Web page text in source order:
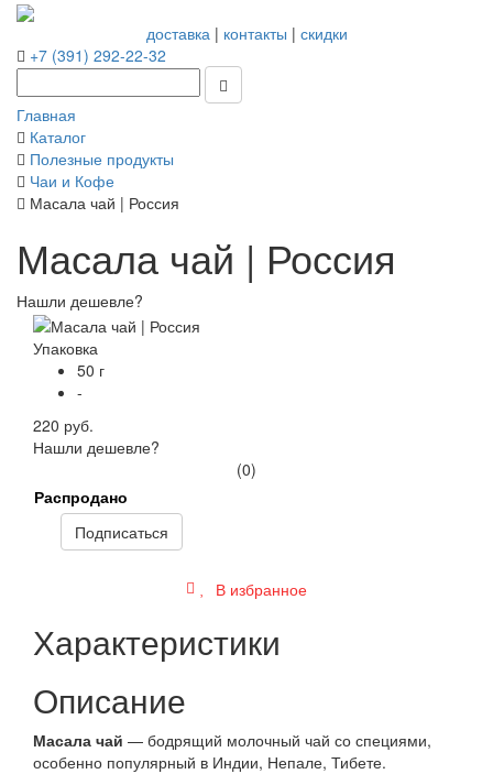
доставка| контакты | скидки
+7 (391) 292-22-32
Главная
Каталог
Полезные продукты
Чаи и Кофе
Масала чай | Россия
Масала чай | Россия
Нашли дешевле?
Упаковка
50 г
-
220 руб.
Нашли дешевле?
(0)
Распродано
Подписаться
В избранное
Характеристики
Описание
Масала чай — бодрящий молочный чай со специями,
особенно популярный в Индии, Непале, Тибете.